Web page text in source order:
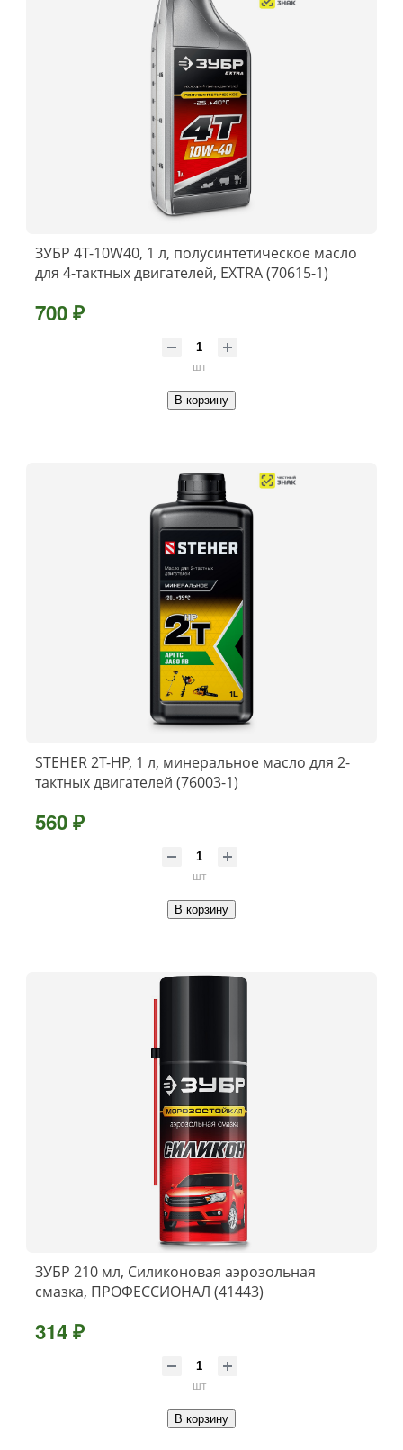
ЗУБР 4Т-10W40, 1 л, полусинтетическое масло
для 4-тактных двигателей, EXTRA (70615-1)
700 ₽
шт
В корзину
STEHER 2T-HP, 1 л, минеральное масло для 2-
тактных двигателей (76003-1)
560 ₽
шт
В корзину
ЗУБР 210 мл, Силиконовая аэрозольная
смазка, ПРОФЕССИОНАЛ (41443)
314 ₽
шт
В корзину